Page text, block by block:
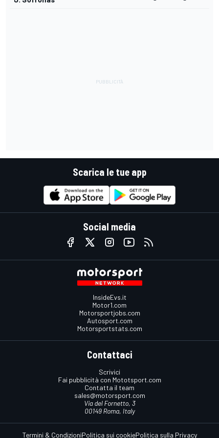
Scarica le tue app
Social media
InsideEvs.it
Motor1.com
Motorsportjobs.com
Autosport.com
Motorsportstats.com
Contattaci
Scrivici
Fai pubblicità con Mototsport.com
Contatta il team
sales@motorsport.com
Via del Fornetto, 3
00149 Roma, Italy
Termini & CondizioniPolitica sui cookiePolitica sulla Privacy